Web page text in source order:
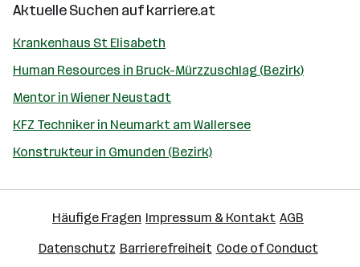
Aktuelle Suchen aufkarriere.at
Krankenhaus St Elisabeth
Human Resources in Bruck-Mürzzuschlag (Bezirk)
Mentor in Wiener Neustadt
KFZ Techniker in Neumarkt am Wallersee
Konstrukteur in Gmunden (Bezirk)
Häufige Fragen Impressum & Kontakt AGB
Datenschutz Barrierefreiheit Code of Conduct